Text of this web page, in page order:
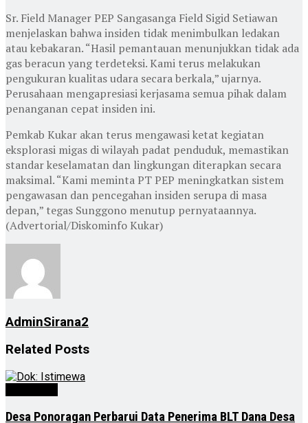
Sr. Field Manager PEP Sangasanga Field Sigid Setiawan
menjelaskan bahwa insiden tidak menimbulkan ledakan
atau kebakaran. “Hasil pemantauan menunjukkan tidak ada
gas beracun yang terdeteksi. Kami terus melakukan
pengukuran kualitas udara secara berkala,” ujarnya.
Perusahaan mengapresiasi kerjasama semua pihak dalam
penanganan cepat insiden ini.
Pemkab Kukar akan terus mengawasi ketat kegiatan
eksplorasi migas di wilayah padat penduduk, memastikan
standar keselamatan dan lingkungan diterapkan secara
maksimal. “Kami meminta PT PEP meningkatkan sistem
pengawasan dan pencegahan insiden serupa di masa
depan,” tegas Sunggono menutup pernyataannya.
(Advertorial/Diskominfo Kukar)
AdminSirana2
Related Posts
Desa Ponoragan Perbarui Data Penerima BLT Dana Desa